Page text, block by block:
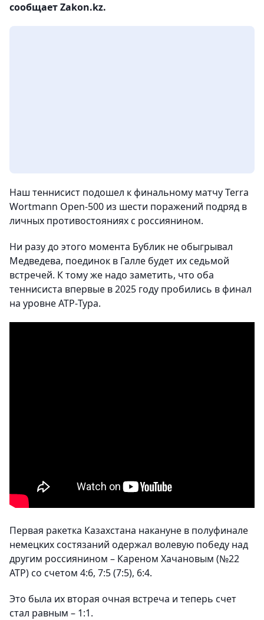
сообщает Zakon.kz.
Наш теннисист подошел к финальному матчу Terra
Wortmann Open-500 из шести поражений подряд в
личных противостояниях с россиянином.
Ни разу до этого момента Бублик не обыгрывал
Медведева, поединок в Галле будет их седьмой
встречей. К тому же надо заметить, что оба
теннисиста впервые в 2025 году пробились в финал
на уровне ATP-Тура.
Первая ракетка Казахстана накануне в полуфинале
немецких состязаний одержал волевую победу над
другим россиянином – Кареном Хачановым (№22
ATP) со счетом 4:6, 7:5 (7:5), 6:4.
Это была их вторая очная встреча и теперь счет
стал равным – 1:1.